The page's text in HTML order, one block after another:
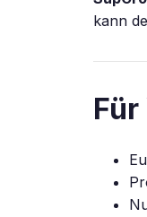
kann